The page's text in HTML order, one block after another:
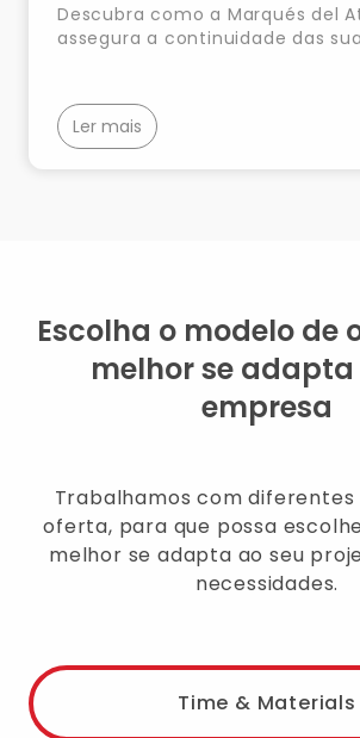
Descubra como a Marqués del
assegura a continuidade das
de suporte funcional, suporte
evolutivos e integrações.
Ler mais
Escolha o modelo de
melhor se adapta
empresa
Trabalhamos com diferentes
oferta, para que possa
melhor se adapta ao seu
necessidades.
Time & Materials